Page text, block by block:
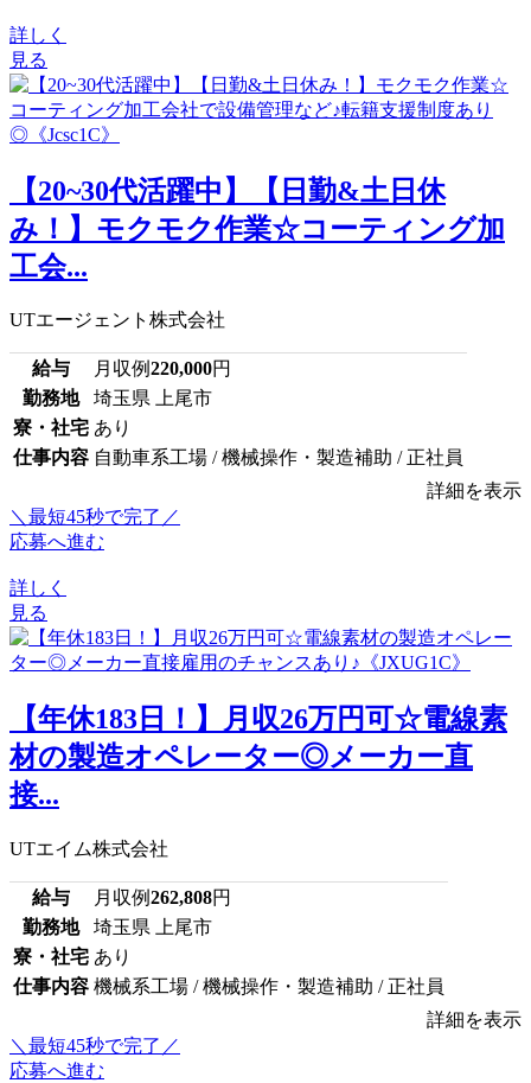
詳しく
見る
【20~30代活躍中】【日勤&土日休
み！】モクモク作業☆コーティング加
工会...
UTエージェント株式会社
給与 月収例220,000円
勤務地
埼玉県 上尾市
寮・社宅 あり
仕事内容 自動車系工場 / 機械操作・製造補助 / 正社員
詳細を表示
＼最短45秒で完了／
応募へ進む
詳しく
見る
【年休183日！】月収26万円可☆電線素
材の製造オペレーター◎メーカー直
接...
UTエイム株式会社
給与 月収例262,808円
勤務地
埼玉県 上尾市
寮・社宅 あり
仕事内容 機械系工場 / 機械操作・製造補助 / 正社員
詳細を表示
＼最短45秒で完了／
応募へ進む